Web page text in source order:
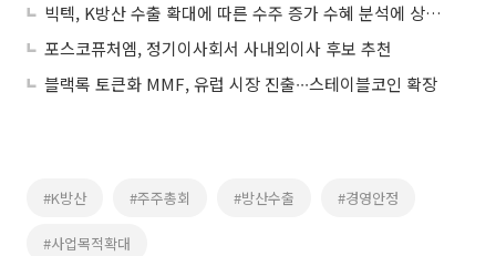
빅텍, K방산 수출 확대에 따른 수주 증가 수혜 분석에 상승세
포스코퓨처엠, 정기이사회서 사내외이사 후보 추천
블랙록 토큰화 MMF, 유럽 시장 진출∙∙∙스테이블코인 확장
#K방산 #주주총회 #방산수출 #경영안정
#사업목적확대